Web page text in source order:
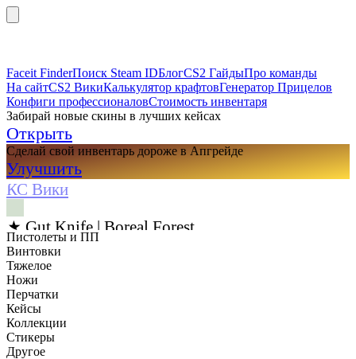
Faceit FinderПоиск Steam IDБлогCS2 ГайдыПро команды
На сайтCS2 ВикиКалькулятор крафтовГенератор Прицелов
Конфиги профессионаловСтоимость инвентаря
Забирай новые скины в лучших кейсах
Открыть
Сделай свой инвентарь дороже в Апгрейде
Улучшить
КС Вики
★ Gut Knife | Boreal Forest
Пистолеты и ПП
Винтовки
Тяжелое
Ножи
Перчатки
Кейсы
Коллекции
Стикеры
Другое